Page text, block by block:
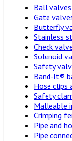
Ball valves
Gate
Butterfly
Stainless
Check
Solenoid
Safety
Band-It®
Hose clips
Safety
Malleable
Crimping
Pipe and
Pipe